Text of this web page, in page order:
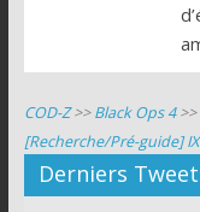
COD-Z>>Black Ops 4>>
[Recherche/Pré-guide] IX
Derniers